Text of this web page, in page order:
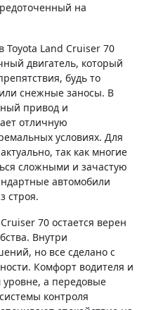
на
Land Cruiser 70
двигатель, который
будь то
снежные заносы. В
привод и
отличную
условиях. Для
так как многие
сложными и зачастую
автомобили
строя.
70 остается верен
Внутри
но все сделано с
Комфорт водителя и
уровне, а передовые
контроля